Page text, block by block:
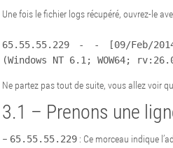
Une fois le fichier logs récupéré, ouvrez-le
65.55.55.229 - - [09/Feb/
(Windows NT 6.1; WOW64;
Ne partez pas tout de suite, vous allez voir
3.1 – Prenons une
– 65.55.55.229 : Ce morceau indique